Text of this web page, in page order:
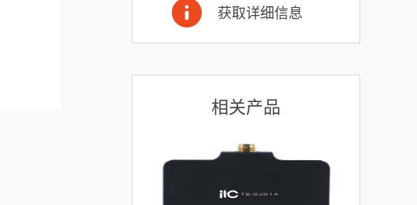
获取详细信息
相关产品